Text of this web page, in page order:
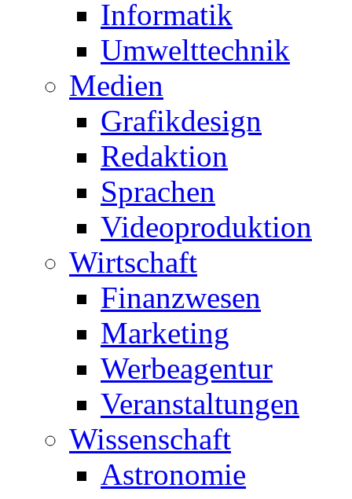
Informatik
Umwelttechnik
Medien
Grafikdesign
Redaktion
Sprachen
Videoproduktion
Wirtschaft
Finanzwesen
Marketing
Werbeagentur
Veranstaltungen
Wissenschaft
Astronomie